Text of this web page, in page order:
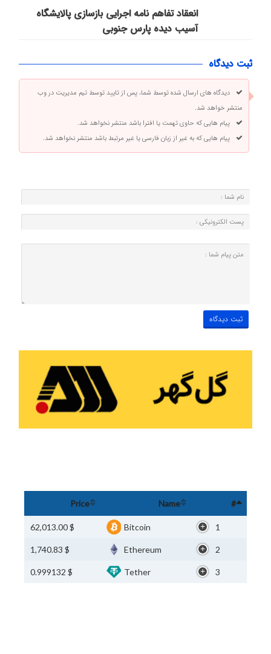
انعقاد تفاهم نامه اجرایی بازسازی پالایشگاه
آسیب دیده پارس جنوبی
ثبت دیدگاه
دیدگاه های ارسال شده توسط شما، پس از تایید توسط تیم مدیریت در وب
منتشر خواهد شد.
پیام هایی که حاوی تهمت یا افترا باشد منتشر نخواهد شد.
پیام هایی که به غیر از زبان فارسی یا غیر مرتبط باشد منتشر نخواهد شد.
#
Name
Price
1
Bitcoin
$ 62,013.00
2
Ethereum
$ 1,740.83
3
Tether
$ 0.999132